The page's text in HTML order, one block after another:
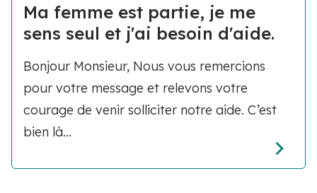
Ma femme est partie, je me
sens seul et j'ai besoin d'aide.
Bonjour Monsieur, Nous vous remercions
pour votre message et relevons votre
courage de venir solliciter notre aide. C’est
bien là...